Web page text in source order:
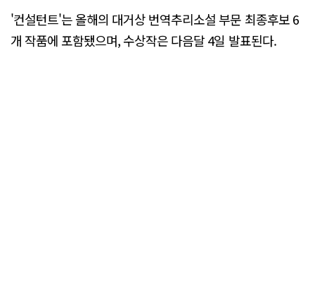
'컨설턴트'는 올해의 대거상 번역추리소설 부문 최종후보 6
개 작품에 포함됐으며, 수상작은 다음달 4일 발표된다.